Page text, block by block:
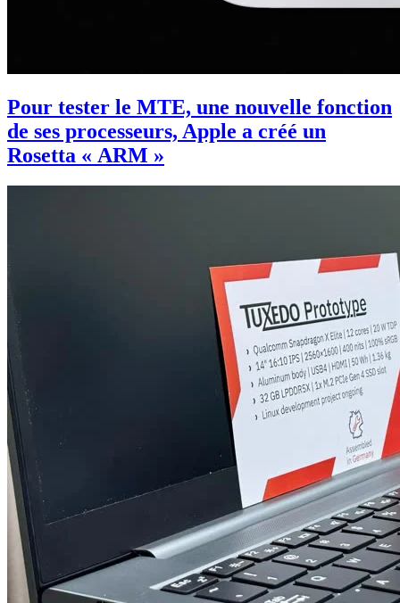
Pour tester le MTE, une nouvelle fonction
de ses processeurs, Apple a créé un
Rosetta « ARM »